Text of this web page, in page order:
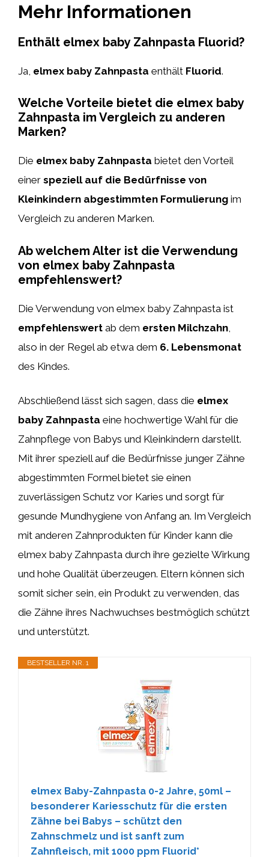
Mehr Informationen
Enthält elmex baby Zahnpasta Fluorid?
Ja, elmex baby Zahnpasta enthält Fluorid.
Welche Vorteile bietet die elmex baby
Zahnpasta im Vergleich zu anderen
Marken?
Die elmex baby Zahnpasta bietet den Vorteil
einer speziell auf die Bedürfnisse von
Kleinkindern abgestimmten Formulierung im
Vergleich zu anderen Marken.
Ab welchem Alter ist die Verwendung
von elmex baby Zahnpasta
empfehlenswert?
Die Verwendung von elmex baby Zahnpasta ist
empfehlenswert ab dem ersten Milchzahn
also in der Regel ab etwa dem 6. Lebensmonat
des Kindes.
Abschließend lässt sich sagen, dass die elmex
baby Zahnpasta eine hochwertige Wahl für die
Zahnpflege von Babys und Kleinkindern darstellt.
Mit ihrer speziell auf die Bedürfnisse junger Zähne
abgestimmten Formel bietet sie einen
zuverlässigen Schutz vor Karies und sorgt für
gesunde Mundhygiene von Anfang an. Im Vergleich
mit anderen Zahnprodukten für Kinder kann die
elmex baby Zahnpasta durch ihre gezielte Wirkung
und hohe Qualität überzeugen. Eltern können sich
somit sicher sein, ein Produkt zu verwenden, das
die Zähne ihres Nachwuchses bestmöglich schützt
und unterstützt.
BESTSELLER NR. 1
elmex Baby-Zahnpasta 0-2 Jahre, 50ml –
besonderer Kariesschutz für die ersten
Zähne bei Babys – schützt den
Zahnschmelz und ist sanft zum
Zahnfleisch, mit 1000 ppm Fluorid*